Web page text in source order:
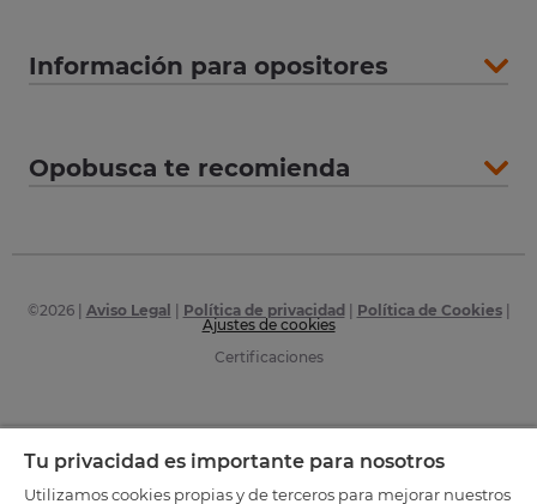
Información para opositores
Opobusca te recomienda
©2026| Aviso Legal Política de privacidad Política de Cookies|
Ajustes de cookies
Certificaciones
Tu privacidad es importante para nosotros
Utilizamos cookies propias y de terceros para mejorar nuestros